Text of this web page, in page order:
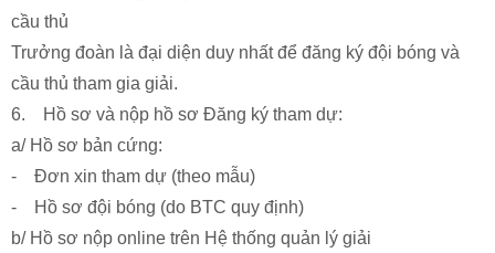
cầu thủ
Trưởng đoàn là đại diện duy nhất để đăng ký đội bóng và
cầu thủ tham gia giải.
6. Hồ sơ và nộp hồ sơ Đăng ký tham dự:
a/ Hồ sơ bản cứng:
- Đơn xin tham dự (theo mẫu)
- Hồ sơ đội bóng (do BTC quy định)
b/ Hồ sơ nộp online trên Hệ thống quản lý giải